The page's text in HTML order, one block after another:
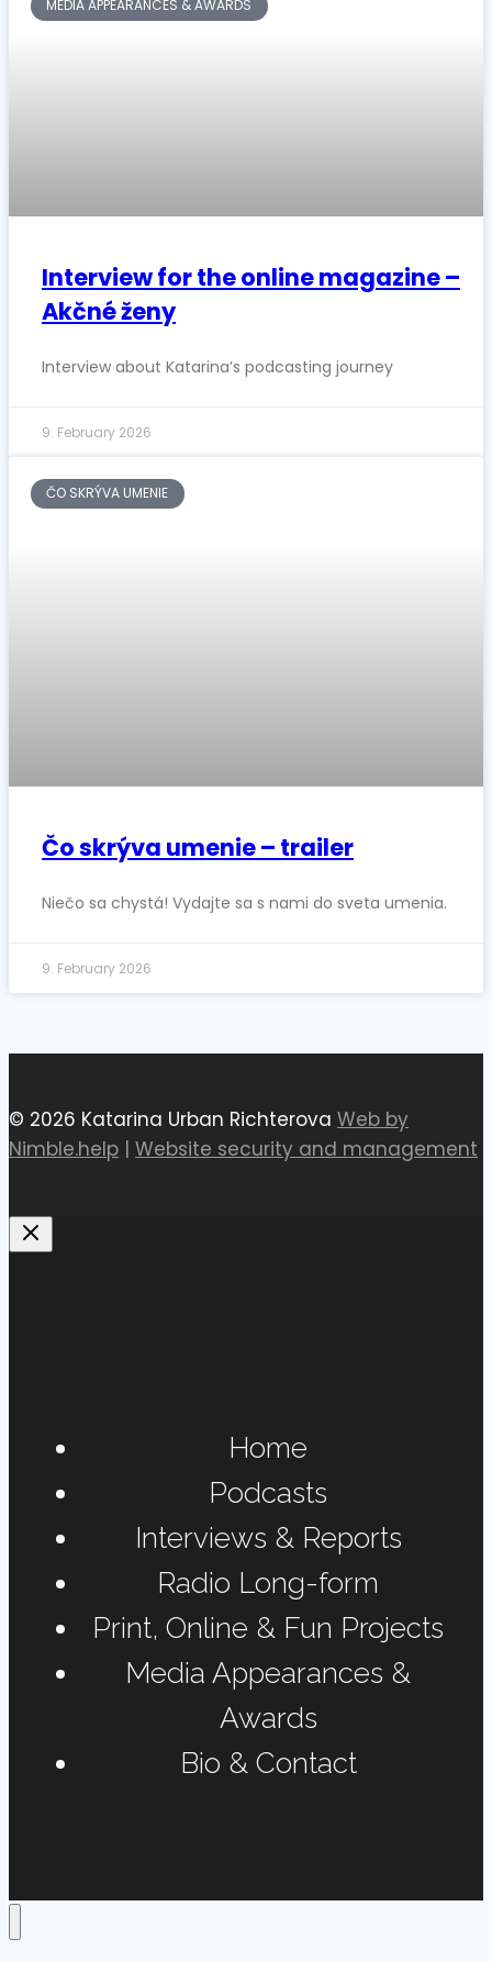
MEDIA APPEARANCES & AWARDS
Interview for the online magazine –
Akčné ženy
Interview about Katarina’s podcasting journey
9. February 2026
ČO SKRÝVA UMENIE
Čo skrýva umenie – trailer
Niečo sa chystá! Vydajte sa s nami do sveta umenia.
9. February 2026
© 2026 Katarina Urban Richterova Web by
Nimble.help | Website security and management
Home
Podcasts
Interviews & Reports
Radio Long-form
Print, Online & Fun Projects
Media Appearances &
Awards
Bio & Contact